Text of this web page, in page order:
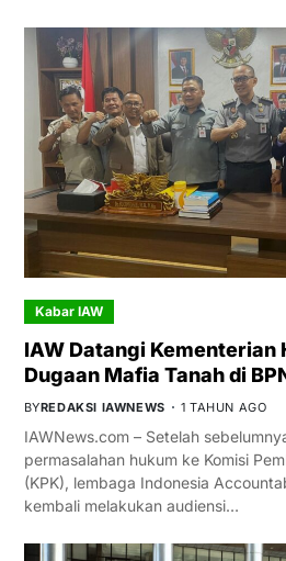
Kabar IAW
IAW Datangi Kementerian
Dugaan Mafia Tanah di
BYREDAKSI IAWNEWS 1 TAHUN AGO
IAWNews.com – Setelah
permasalahan hukum ke Komisi
(KPK), lembaga Indonesia
kembali melakukan audiensi…